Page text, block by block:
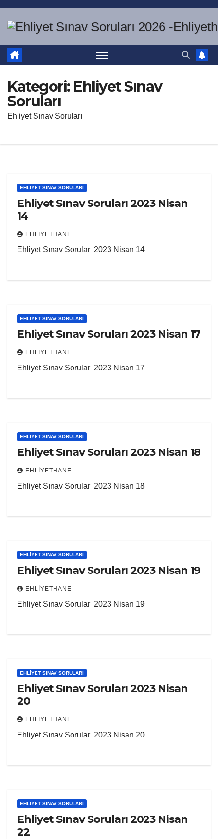
Skip
Kategori: Ehliyet Sınav
Soruları
Ehliyet Sınav Soruları
EHLIYET SINAV SORULARI
Ehliyet Sınav Soruları 2023 Nisan
14
EHLIYETHANE
Ehliyet Sınav Soruları 2023 Nisan 14
EHLIYET SINAV SORULARI
Ehliyet Sınav Soruları 2023 Nisan 17
EHLIYETHANE
Ehliyet Sınav Soruları 2023 Nisan 17
EHLIYET SINAV SORULARI
Ehliyet Sınav Soruları 2023 Nisan 18
EHLIYETHANE
Ehliyet Sınav Soruları 2023 Nisan 18
EHLIYET SINAV SORULARI
Ehliyet Sınav Soruları 2023 Nisan 19
EHLIYETHANE
Ehliyet Sınav Soruları 2023 Nisan 19
EHLIYET SINAV SORULARI
Ehliyet Sınav Soruları 2023 Nisan
20
EHLIYETHANE
Ehliyet Sınav Soruları 2023 Nisan 20
EHLIYET SINAV SORULARI
Ehliyet Sınav Soruları 2023 Nisan
22